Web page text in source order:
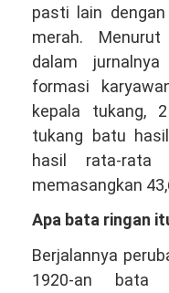
pasti lain
merah.
dalam
formasi
kepala tukang,
tukang batu
hasil rata-
memasangkan
Apa bata ringan
Berjalannya
1920-an bata